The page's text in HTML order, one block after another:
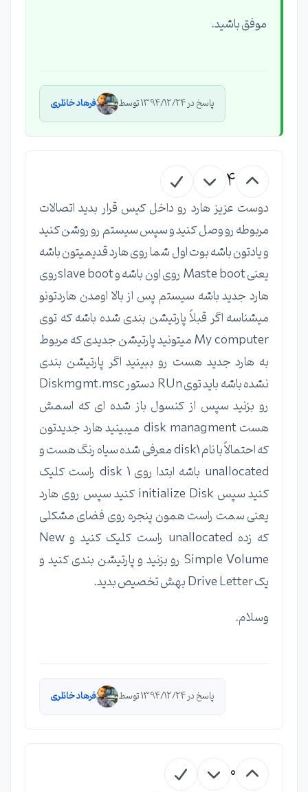
موفق باشید.
پاسخ در 1394/12/24 توسط فرهاد خانلری
4
دوست عزیز هارد رو داخل کیس قرار بدید اتصالات
مربوطه رو وصل کنید و سپس سیستم رو روشن کنید
و یادتون باشه بوت اول شما روی هارد قدیمیتون باشه
یعنی Maste boot روی اون باشه و slave bootروی
هارد جدید باشه سیستم پس از بالا اومدن هاردتونو
میشناسه اگر قبلاً پارتیشن بندی شده باشه که توی
My computer میتونید پارتیشن جدیدی که مربوط
به هارد جدید هست رو ببینید اگر پارتیشن بندی
نشده باشه باید توی RUn دستور Diskmgmt.msc
رو بزنید سپس از کنسول باز شده ای که اسمش
هست disk managment میبینید هارد جدیدتون
که احتمالاً با نام disk1 معرفی شده سیاه رنگ هست و
unallocated باشه ابتدا روی disk 1 راست کلیک
کنید سپس initialize Disk کنید سپس روی هارد
یعنی سمت راست همون پنجره روی فضای مشکلی
که زده unallocated راست کلیک کنید و New
Simple Volume رو بزنید و پارتیشن بندی کنید و
یک Drive Letter بهش تخصیص بدید.
وسلام.
پاسخ در 1394/12/24 توسط فرهاد خانلری
0